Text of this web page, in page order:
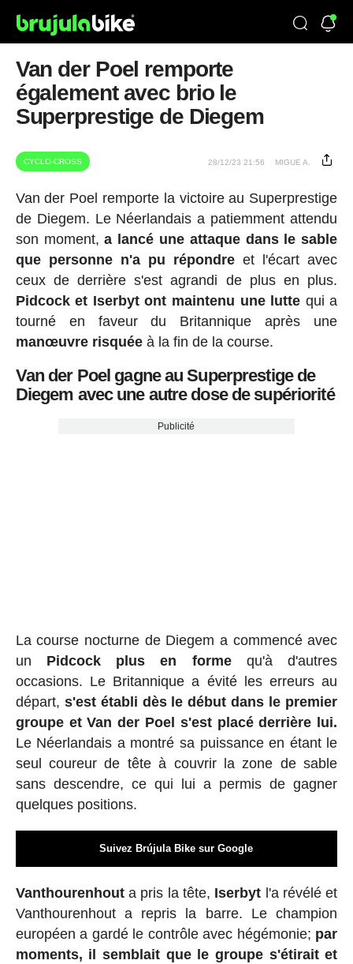
Van der Poel remporte
également avec brio le
Superprestige de Diegem
CYCLO-CROSS 28/12/23 21:56 MIGUE A.
Van der Poel remporte la victoire au Superprestige
de Diegem. Le Néerlandais a patiemment attendu
son moment,a lancé une attaque dans le sable
que personne n'a pu répondre et l'écart avec
ceux de derrière s'est agrandi de plus en plus.
Pidcock et Iserbyt ont maintenu une lutte qui a
tourné en faveur du Britannique après une
manœuvre risquéeà la fin de la course.
Van der Poel gagne au Superprestige de
Diegem avec une autre dose de supériorité
Publicité
La course nocturne de Diegem a commencé avec
un Pidcock plus en formequ'à d'autres
occasions. Le Britannique a évité les erreurs au
départ, s'est établi dès le début dans le premier
groupe et Van der Poel s'est placé derrière lui.
Le Néerlandais a montré sa puissance en étant le
seul coureur de tête à couvrir la zone de sable
sans descendre, ce qui lui a permis de gagner
quelques positions.
Suivez Brújula Bike sur Google
Vanthourenhouta pris la tête, Iserbyt l'a révélé et
Vanthourenhout a repris la barre. Le champion
européen a gardé le contrôle avec hégémonie; par
moments, il semblait que le groupe s'étirait et